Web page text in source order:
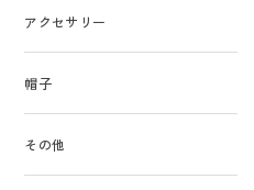
アクセサリー
帽子
その他